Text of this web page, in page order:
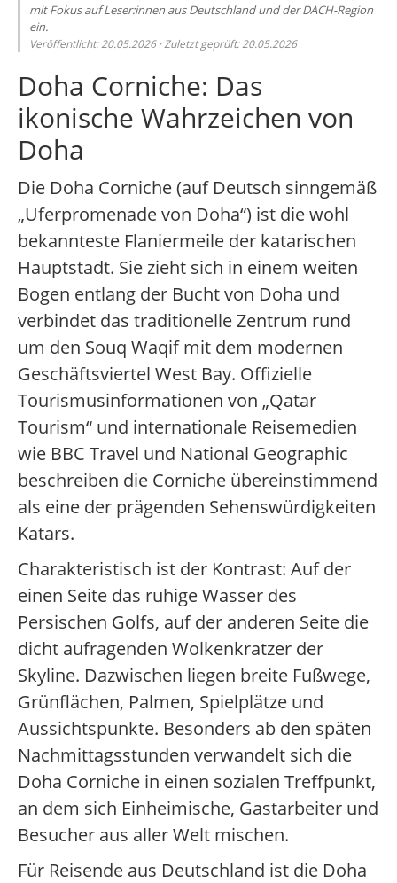
mit Fokus auf Leser:innen aus Deutschland und der DACH-Region
ein.
Veröffentlicht: 20.05.2026 · Zuletzt geprüft: 20.05.2026
Doha Corniche: Das
ikonische Wahrzeichen von
Doha
Die Doha Corniche (auf Deutsch sinngemäß
„Uferpromenade von Doha“) ist die wohl
bekannteste Flaniermeile der katarischen
Hauptstadt. Sie zieht sich in einem weiten
Bogen entlang der Bucht von Doha und
verbindet das traditionelle Zentrum rund
um den Souq Waqif mit dem modernen
Geschäftsviertel West Bay. Offizielle
Tourismusinformationen von „Qatar
Tourism“ und internationale Reisemedien
wie BBC Travel und National Geographic
beschreiben die Corniche übereinstimmend
als eine der prägenden Sehenswürdigkeiten
Katars.
Charakteristisch ist der Kontrast: Auf der
einen Seite das ruhige Wasser des
Persischen Golfs, auf der anderen Seite die
dicht aufragenden Wolkenkratzer der
Skyline. Dazwischen liegen breite Fußwege,
Grünflächen, Palmen, Spielplätze und
Aussichtspunkte. Besonders ab den späten
Nachmittagsstunden verwandelt sich die
Doha Corniche in einen sozialen Treffpunkt,
an dem sich Einheimische, Gastarbeiter und
Besucher aus aller Welt mischen.
Für Reisende aus Deutschland ist die Doha